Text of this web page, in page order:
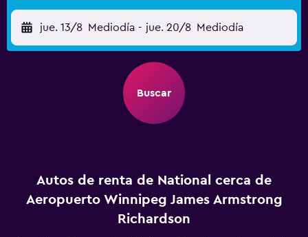
jue. 13/8 Mediodía - jue. 20/8 Mediodía
Buscar
Autos de renta de National cerca de
Aeropuerto Winnipeg James Armstrong
Richardson